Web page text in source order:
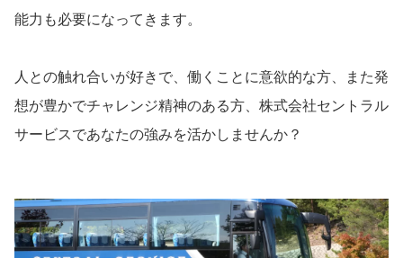
能力も必要になってきます。
人との触れ合いが好きで、働くことに意欲的な方、また発
想が豊かでチャレンジ精神のある方、株式会社セントラル
サービスであなたの強みを活かしませんか？